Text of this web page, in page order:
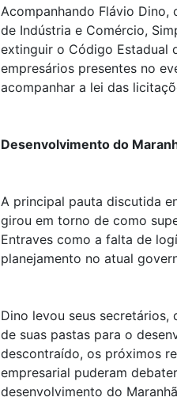
Acompanhando Flávio Dino,
de Indústria e Comércio,
extinguir o Código Estadual
empresários presentes no
acompanhar a lei das
Desenvolvimento do
A principal pauta discutida
girou em torno de como
Entraves como a falta de
planejamento no atual
Dino levou seus secretários,
de suas pastas para o
descontraído, os próximos
empresarial puderam
desenvolvimento do